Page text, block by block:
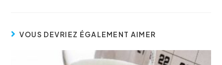
VOUS DEVRIEZ ÉGALEMENT AIMER